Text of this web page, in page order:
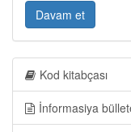
Davam et
Kod kitabçası
İnformasiya